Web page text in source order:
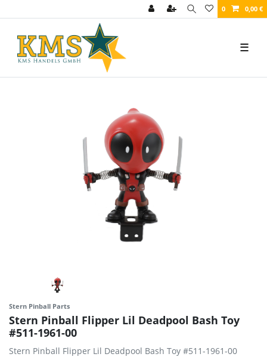
0 0,00 €
☰
Stern Pinball Parts
Stern Pinball Flipper Lil Deadpool Bash Toy
#511-1961-00
Stern Pinball Flipper Lil Deadpool Bash Toy #511-1961-00